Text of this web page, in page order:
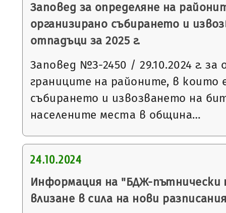
Заповед за определяне на
организирано събирането и
отпадъци за 2025 г.
Заповед №З-2450 / 29.10.2024 г. за
границите на районите, в които
събирането и извозването на
населените места в община…
24.10.2024
Информация на "БДЖ-пътнически
влизане в сила на нови